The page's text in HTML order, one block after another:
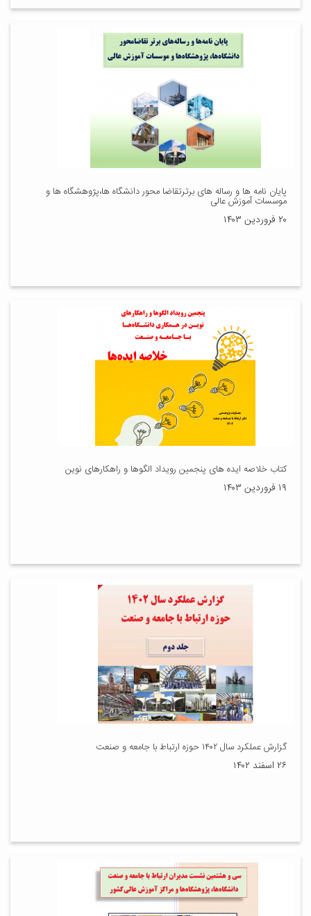
پایان نامه ها و رساله های برترتقاضا محور دانشگاه ها،پژوهشگاه ها و
موسسات آموزش عالی
۲۰ فروردین ۱۴۰۳
کتاب خلاصه ایده های پنجمین رویداد الگوها و راهکارهای نوین
۱۹ فروردین ۱۴۰۳
گزارش عملکرد سال ۱۴۰۲ حوزه ارتباط با جامعه و صنعت
۲۶ اسفند ۱۴۰۲